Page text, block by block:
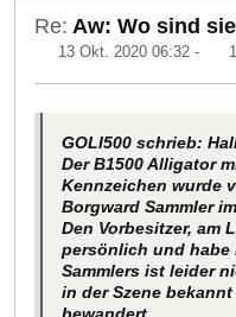
Re: Aw: Wo sind
13 Okt. 2020 06:32 -
GOLI500 schrieb:
Der B1500 Alligator
Kennzeichen wurde
Borgward Sammler
Den Vorbesitzer, am
persönlich und habe
Sammlers ist leider
in der Szene